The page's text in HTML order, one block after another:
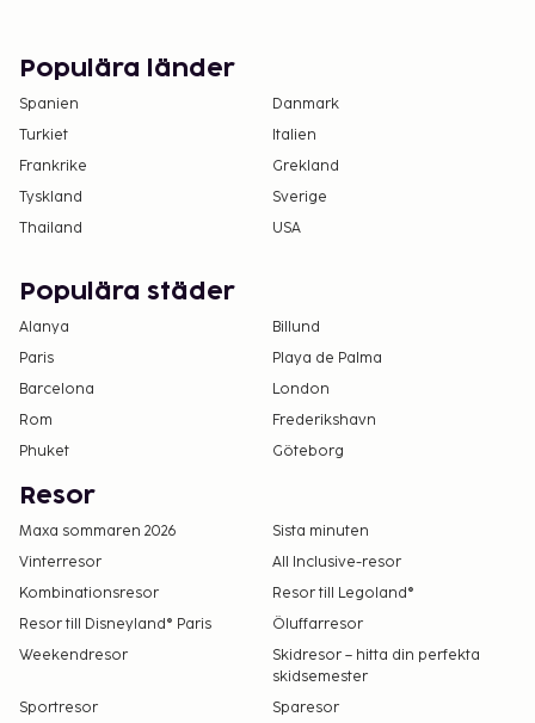
Populära länder
Spanien
Danmark
Turkiet
Italien
Frankrike
Grekland
Tyskland
Sverige
Thailand
USA
Populära städer
Alanya
Billund
Paris
Playa de Palma
Barcelona
London
Rom
Frederikshavn
Phuket
Göteborg
Resor
Maxa sommaren 2026
Sista minuten
Vinterresor
All Inclusive-resor
Kombinationsresor
Resor till Legoland®
Resor till Disneyland® Paris
Öluffarresor
Weekendresor
Skidresor – hitta din perfekta
skidsemester
Sportresor
Sparesor